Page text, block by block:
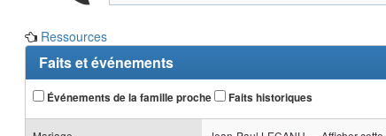
Ressources
Faits et événements
Événements de la famille proche Faits historiques